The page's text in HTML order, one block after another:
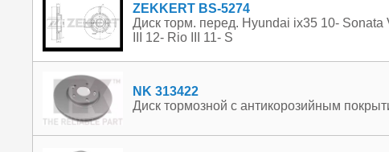
ZEKKERT BS-5274
Диск торм. перед. Hyundai ix35 10- Sonata
III 12- Rio III 11- S
NK 313422
Диск тормозной с антикорозийным